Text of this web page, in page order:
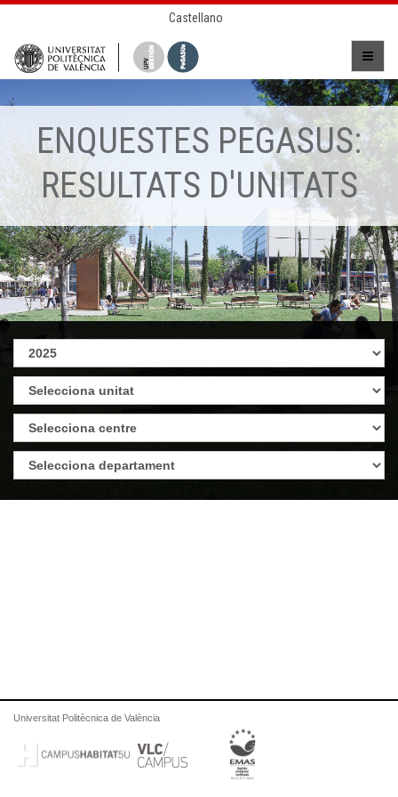
Castellano
ENQUESTES PEGASUS:
RESULTATS D'UNITATS
Universitat Politècnica de València